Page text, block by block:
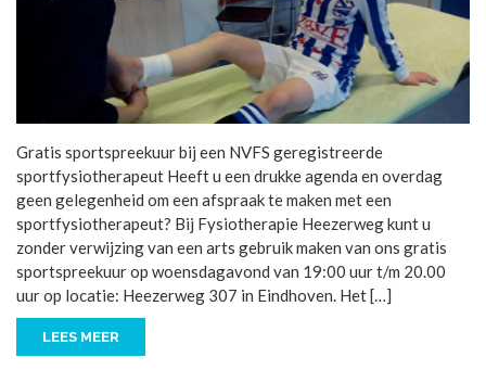
Gratis sportspreekuur bij een NVFS geregistreerde
sportfysiotherapeut Heeft u een drukke agenda en overdag
geen gelegenheid om een afspraak te maken met een
sportfysiotherapeut? Bij Fysiotherapie Heezerweg kunt u
zonder verwijzing van een arts gebruik maken van ons gratis
sportspreekuur op woensdagavond van 19:00 uur t/m 20.00
uur op locatie: Heezerweg 307 in Eindhoven. Het […]
LEES MEER